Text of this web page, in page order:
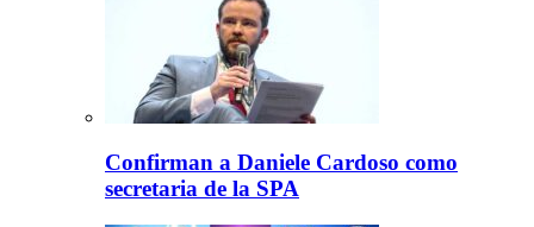
Confirman a Daniele Cardoso como
secretaria de la SPA